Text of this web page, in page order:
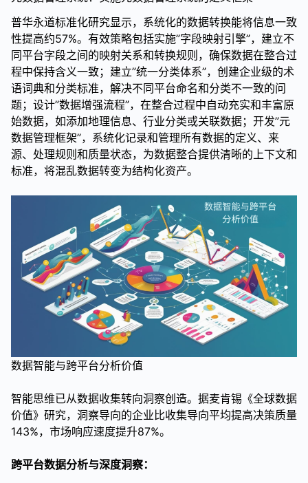
普华永道标准化研究显示，系统化的数据转换能将信息一致
性提高约57%。有效策略包括实施”字段映射引擎”，建立不
同平台字段之间的映射关系和转换规则，确保数据在整合过
程中保持含义一致；建立”统一分类体系”，创建企业级的术
语词典和分类标准，解决不同平台命名和分类不一致的问
题；设计”数据增强流程”，在整合过程中自动充实和丰富原
始数据，如添加地理信息、行业分类或关联数据；开发”元
数据管理框架”，系统化记录和管理所有数据的定义、来
源、处理规则和质量状态，为数据整合提供清晰的上下文和
标准，将混乱数据转变为结构化资产。
数据智能与跨平台分析价值
智能思维已从数据收集转向洞察创造。据麦肯锡《全球数据
价值》研究，洞察导向的企业比收集导向平均提高决策质量
143%，市场响应速度提升87%。
跨平台数据分析与深度洞察：